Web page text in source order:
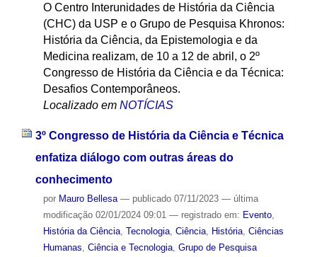
O Centro Interunidades de História da Ciência
(CHC) da USP e o Grupo de Pesquisa Khronos:
História da Ciência, da Epistemologia e da
Medicina realizam, de 10 a 12 de abril, o 2º
Congresso de História da Ciência e da Técnica:
Desafios Contemporâneos.
Localizado em NOTÍCIAS
3º Congresso de História da Ciência e Técnica
enfatiza diálogo com outras áreas do
conhecimento
por Mauro Bellesa — publicado07/11/2023 — última
modificação02/01/2024 09:01 — registrado em: Evento,
História da Ciência, Tecnologia, Ciência, História, Ciências
Humanas Ciência e Tecnologia, Grupo de Pesquisa